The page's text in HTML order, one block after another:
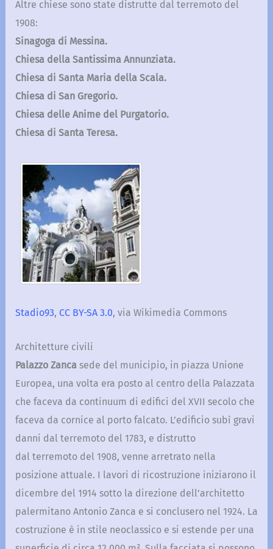
Altre chiese sono state distrutte dal terremoto del
1908:
Sinagoga di Messina.
Chiesa della Santissima Annunziata.
Chiesa di Santa Maria della Scala.
Chiesa di San Gregorio.
Chiesa delle Anime del Purgatorio.
Chiesa di Santa Teresa.
Stadio93, CC BY-SA 3.0, via Wikimedia Commons
Architetture civili
Palazzo Zancasede del municipio, in piazza Unione
Europea, una volta era posto al centro della Palazzata
che faceva da continuum di edifici del XVII secolo che
faceva da cornice al porto falcato. L’edificio subì gravi
danni dal terremoto del 1783, e distrutto
dal terremoto del 1908, venne arretrato nella
posizione attuale. I lavori di ricostruzione iniziarono il
dicembre del 1914 sotto la direzione dell’architetto
palermitano Antonio Zanca e si conclusero nel 1924. La
costruzione è in stile neoclassico e si estende per una